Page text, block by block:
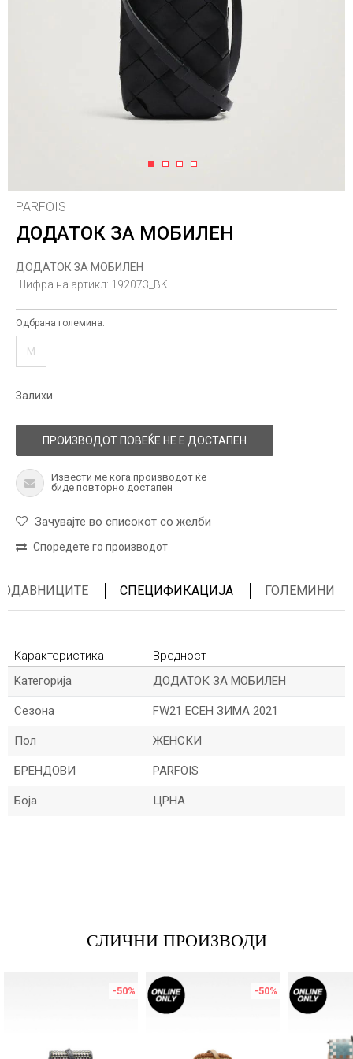
1 2 3 4
PARFOIS
ДОДАТОК ЗА МОБИЛЕН
ДОДАТОК ЗА МОБИЛЕН
Шифра на артикл: 192073_BK
Одбрана големина:
M
Залихи
ПРОИЗВОДОТ ПОВЕЌЕ НЕ Е ДОСТАПЕН
Извести ме кога производот ќе
биде повторно достапен
Зачувајте во списокот со желби
Споредете го производот
СПЕЦИФИКАЦИЈА ГОЛЕМИНИ
Карактеристика
Вредност
Kатегорија
ДОДАТОК ЗА МОБИЛЕН
Сезона FW21 ЕСЕН ЗИМА 2021
Пол ЖЕНСКИ
БРЕНДОВИ PARFOIS
Боја ЦРНА
СЛИЧНИ ПРОИЗВОДИ
-50% -50%